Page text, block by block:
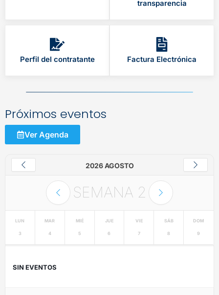
transparencia
Perfil del contratante Factura Electrónica
Próximos eventos
Ver Agenda
2026 AGOSTO
SEMANA 2
LUN
3
MAR
4
MIÉ
5
JUE
6
VIE
7
SÁB
8
DOM
9
SIN EVENTOS